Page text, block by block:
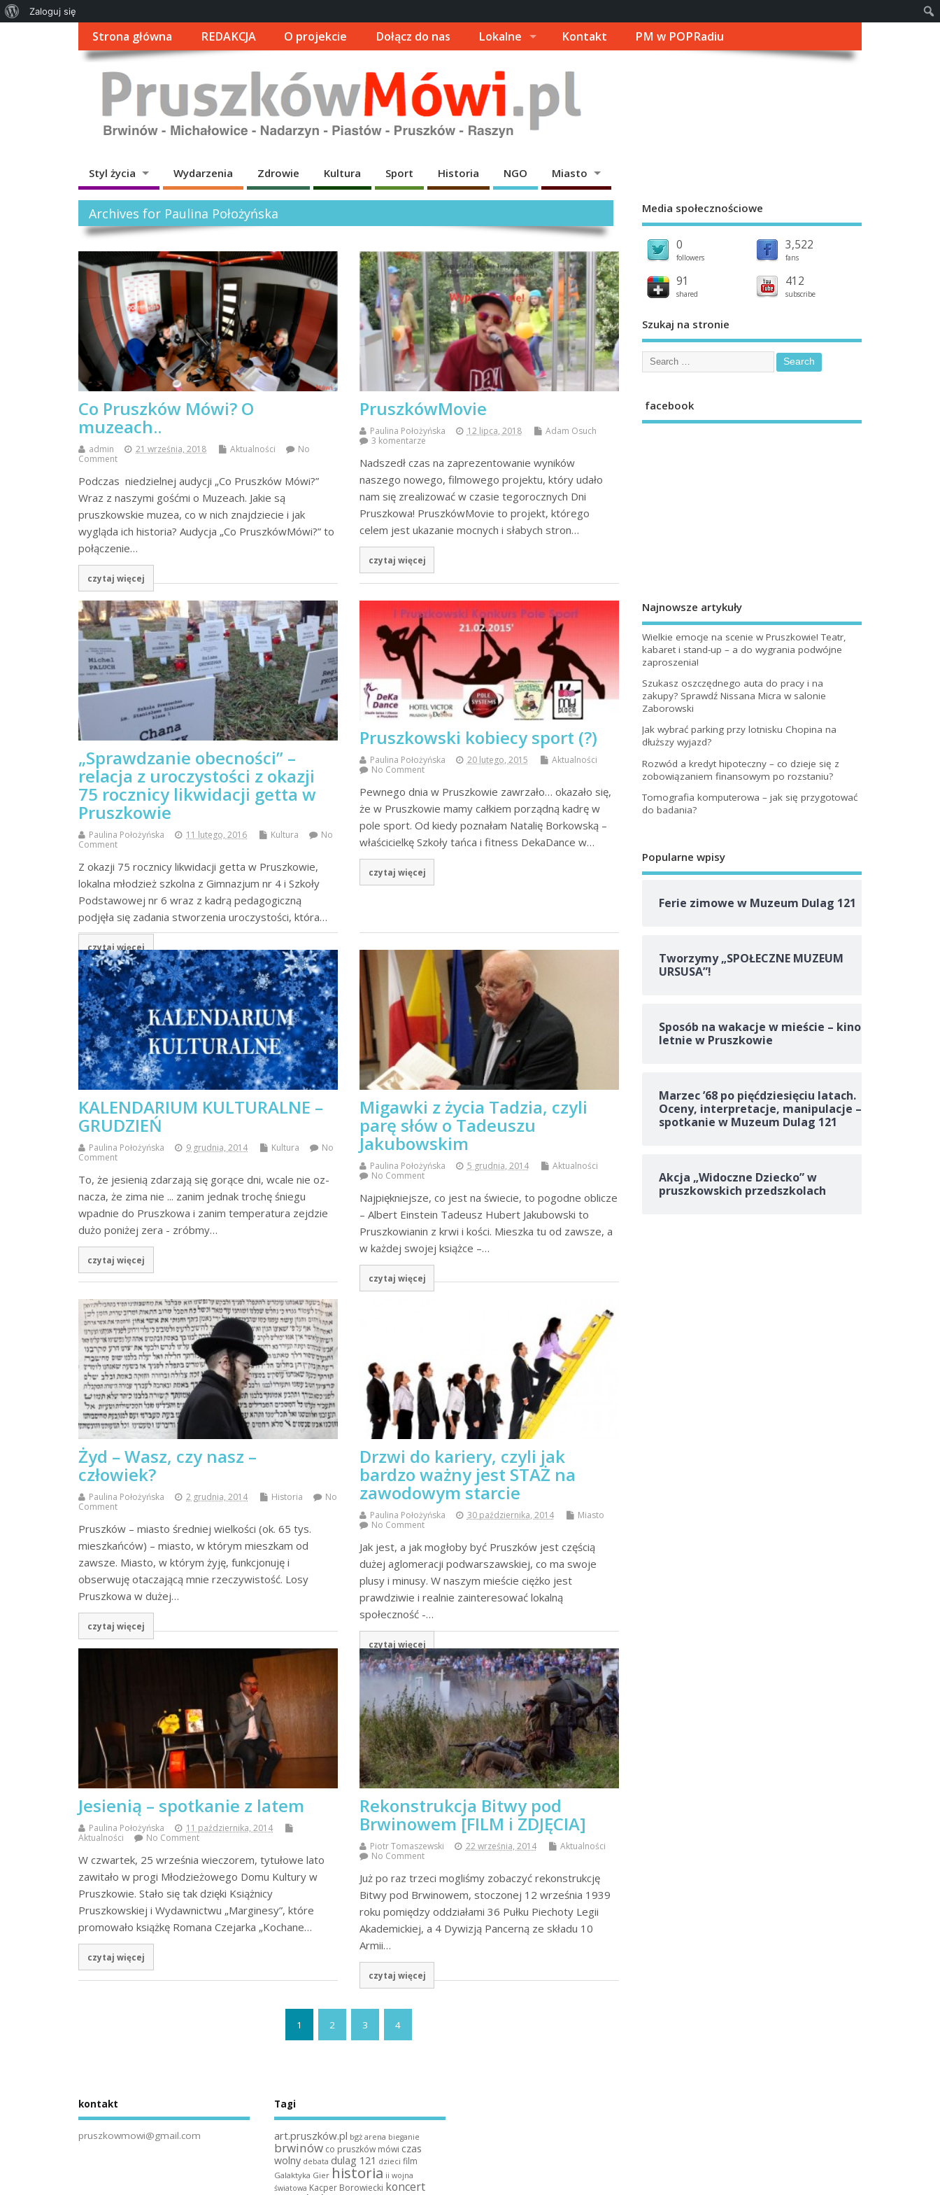
Strona główna REDAKCJA O projekcie Dołącz do nas Lokalne Kontakt PM w POPRadiu
Styl życia Wydarzenia Zdrowie Kultura Sport Historia NGO Miasto
Archives for Paulina Położyńska
Co Pruszków Mówi? O
muzeach..
admin 21 września, 2018 Aktualności
No
Comment
Podczas niedzielnej audycji „Co Pruszków Mówi?”
Wraz z naszymi gośćmi o Muzeach. Jakie są
pruszkowskie muzea, co w nich znajdziecie i jak
wygląda ich historia? Audycja „Co PruszkówMówi?” to
połączenie…
czytaj więcej
PruszkówMovie
Paulina Położyńska 12 lipca, 2018
Adam Osuch
3 komentarze
Nadszedł czas na zaprezentowanie wyników
naszego nowego, filmowego projektu, który udało
nam się zrealizować w czasie tegorocznych Dni
Pruszkowa! PruszkówMovie to projekt, którego
celem jest ukazanie mocnych i słabych stron…
czytaj więcej
„Sprawdzanie obecności” –
relacja z uroczystości z okazji
75 rocznicy likwidacji getta w
Pruszkowie
Paulina Położyńska 11 lutego, 2016 Kultura
No
Comment
Z okazji 75 rocznicy likwidacji getta w Pruszkowie,
lokalna młodzież szkolna z Gimnazjum nr 4 i Szkoły
Podstawowej nr 6 wraz z kadrą pedagogiczną
podjęła się zadania stworzenia uroczystości, która…
czytaj więcej
Pruszkowski kobiecy sport (?)
Paulina Położyńska 20 lutego, 2015
Aktualności
No Comment
Pewnego dnia w Pruszkowie zawrzało… okazało się,
że w Pruszkowie mamy całkiem porządną kadrę w
pole sport. Od kiedy poznałam Natalię Borkowską –
właścicielkę Szkoły tańca i fitness DekaDance w…
czytaj więcej
KALENDARIUM KULTURALNE –
GRUDZIEŃ
Paulina Położyńska 9 grudnia, 2014 Kultura
No
Comment
To, że je­sienią zdarzają się gorące dni, wca­le nie oz­
nacza, że zi­ma nie ... zanim jednak trochę śniegu
wpadnie do Pruszkowa i zanim temperatura zejdzie
dużo poniżej zera - zróbmy…
czytaj więcej
Migawki z życia Tadzia, czyli
parę słów o Tadeuszu
Jakubowskim
Paulina Położyńska 5 grudnia, 2014
Aktualności
No Comment
Najpiękniejsze, co jest na świecie, to pogodne oblicze
– Albert Einstein Tadeusz Hubert Jakubowski to
Pruszkowianin z krwi i kości. Mieszka tu od zawsze, a
w każdej swojej książce –…
czytaj więcej
Żyd – Wasz, czy nasz –
człowiek?
Paulina Położyńska 2 grudnia, 2014 Historia
No
Comment
Pruszków – miasto średniej wielkości (ok. 65 tys.
mieszkańców) – miasto, w którym mieszkam od
zawsze. Miasto, w którym żyję, funkcjonuję i
obserwuję otaczającą mnie rzeczywistość. Losy
Pruszkowa w dużej…
czytaj więcej
Drzwi do kariery, czyli jak
bardzo ważny jest STAŻ na
zawodowym starcie
Paulina Położyńska 30 października, 2014
Miasto
No Comment
Jak jest, a jak mogłoby być Pruszków jest częścią
dużej aglomeracji podwarszawskiej, co ma swoje
plusy i minusy. W naszym mieście ciężko jest
prawdziwie i realnie zainteresować lokalną
społeczność -…
czytaj więcej
Jesienią – spotkanie z latem
Paulina Położyńska
11 października, 2014
Aktualności
No Comment
W czwartek, 25 września wieczorem, tytułowe lato
zawitało w progi Młodzieżowego Domu Kultury w
Pruszkowie. Stało się tak dzięki Książnicy
Pruszkowskiej i Wydawnictwu „Marginesy”, które
promowało książkę Romana Czejarka „Kochane…
czytaj więcej
Rekonstrukcja Bitwy pod
Brwinowem [FILM i ZDJĘCIA]
Piotr Tomaszewski 22 września, 2014
Aktualności
No Comment
Już po raz trzeci mogliśmy zobaczyć rekonstrukcję
Bitwy pod Brwinowem, stoczonej 12 września 1939
roku pomiędzy oddziałami 36 Pułku Piechoty Legii
Akademickiej, a 4 Dywizją Pancerną ze składu 10
Armii…
czytaj więcej
1 2 3 4
Media społecznościowe
0
followers
3,522
fans
91
shared
412
subscribe
Szukaj na stronie
facebook
Najnowsze artykuły
Wielkie emocje na scenie w Pruszkowie! Teatr,
kabaret i stand-up – a do wygrania podwójne
zaproszenia!
Szukasz oszczędnego auta do pracy i na
zakupy? Sprawdź Nissana Micra w salonie
Zaborowski
Jak wybrać parking przy lotnisku Chopina na
dłuższy wyjazd?
Rozwód a kredyt hipoteczny – co dzieje się z
zobowiązaniem finansowym po rozstaniu?
Tomografia komputerowa – jak się przygotować
do badania?
Popularne wpisy
Ferie zimowe w Muzeum Dulag 121
Tworzymy „SPOŁECZNE MUZEUM
URSUSA”!
Sposób na wakacje w mieście – kino
letnie w Pruszkowie
Marzec ’68 po pięćdziesięciu latach.
Oceny, interpretacje, manipulacje –
spotkanie w Muzeum Dulag 121
Akcja „Widoczne Dziecko” w
pruszkowskich przedszkolach
kontakt
pruszkowmowi@gmail.com
Tagi
art.pruszków.pl bgż arena bieganie
brwinów co pruszków mówi czas
wolny debata dulag 121 dzieci film
Galaktyka Gier historia ii wojna
światowa Kacper Borowiecki koncert
Zaloguj się